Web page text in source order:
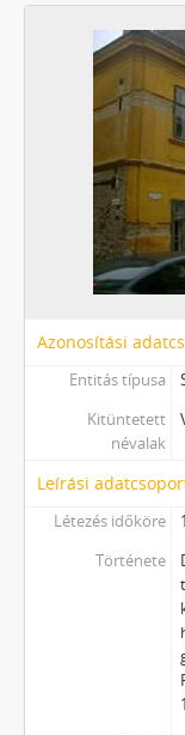
Azonosítási
Entitás típusa
Kitüntetett
névalak
Leírási
Létezés időköre
Története